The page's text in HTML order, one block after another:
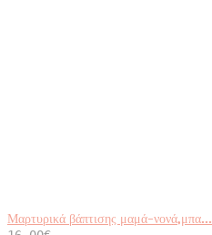
Μαρτυρικά βάπτισης μαμά-νονά,μπα...